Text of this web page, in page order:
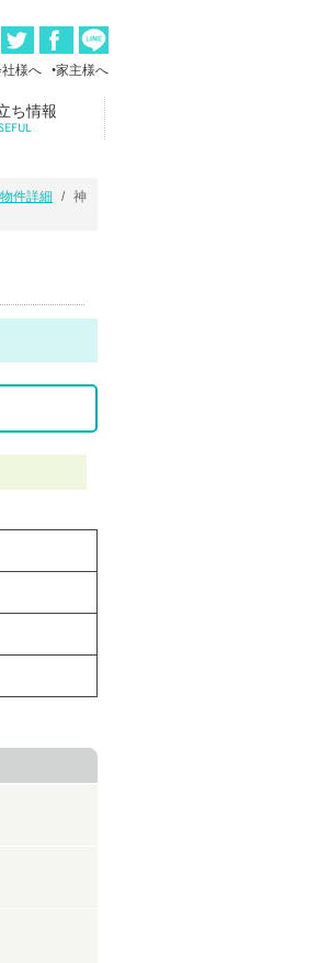
様へ 家主様へ
ち情報
件詳細
神